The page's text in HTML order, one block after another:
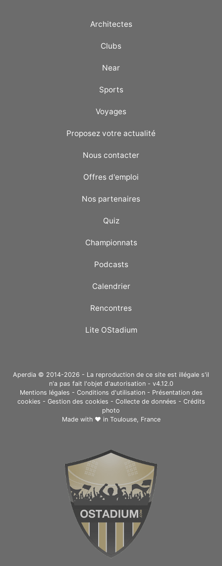
Architectes
Clubs
Near
Sports
Voyages
Proposez votre actualité
Nous contacter
Offres d'emploi
Nos partenaires
Quiz
Championnats
Podcasts
Calendrier
Rencontres
Lite OStadium
Aperdia © 2014-2026 - La reproduction de ce site est illégale s'il
n'a pas fait l'objet d'autorisation - v4.12.0
Mentions légales - Conditions d'utilisation- Présentation des
cookies - Gestion des cookies - Collecte de données - Crédits
photo
Made with ❤ in Toulouse, France